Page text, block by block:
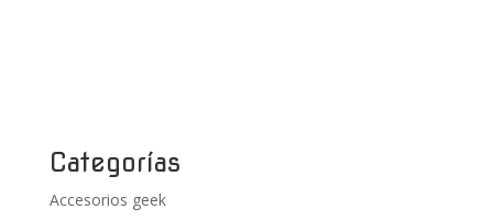
Categorías
Accesorios geek